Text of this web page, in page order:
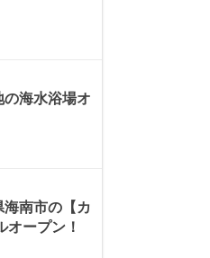
海水浴場オ
南市の【カ
オープン！